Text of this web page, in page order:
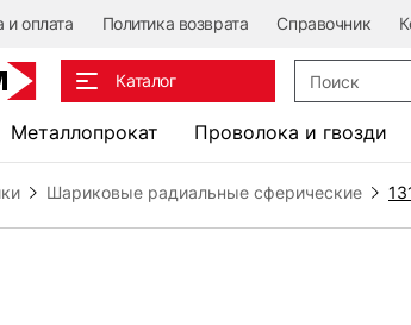
и оплата Политика возврата Справочник
Каталог
Металлопрокат Проволока и гвозди
Шариковые радиальные сферические